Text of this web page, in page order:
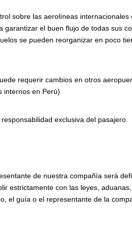
sobre las aerolíneas
el buen flujo de todas sus
se pueden reorganizar en poco
requerir cambios en otros
internos en Perú)
exclusiva del pasajero.
de nuestra compañía será
estrictamente con las leyes,
el guía o el representante de la